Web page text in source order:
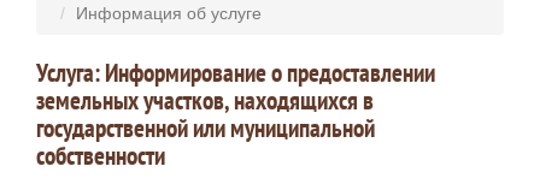
Информация об услуге
Услуга: Информирование о предоставлении
земельных участков, находящихся в
государственной или муниципальной
собственности